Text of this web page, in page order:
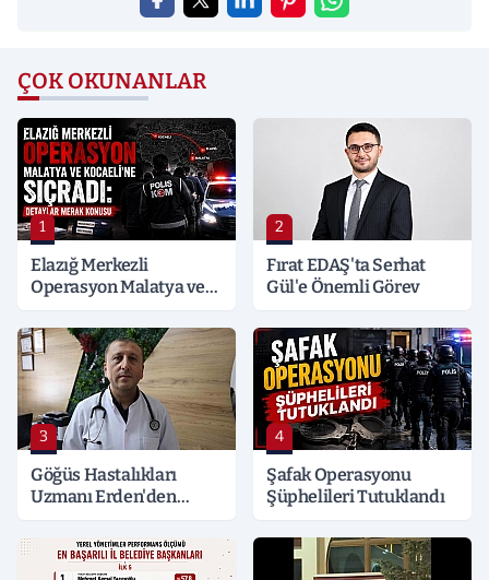
ÇOK OKUNANLAR
1
Elazığ Merkezli
Operasyon Malatya ve
Detaylar Merak Konusu
2
Fırat EDAŞ'ta Serhat
Gül'e Önemli Görev
3
Göğüs Hastalıkları
Uzmanı Erden'den
4
Şafak Operasyonu
Şüphelileri Tutuklandı